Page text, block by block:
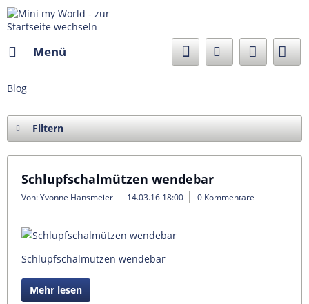
Menü
Blog
Filtern
Schlupfschalmützen wendebar
Von: Yvonne Hansmeier 14.03.16 18:00 0 Kommentare
Schlupfschalmützen wendebar
Mehr lesen